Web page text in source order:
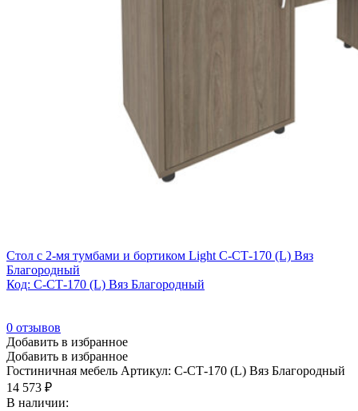
Стол с 2-мя тумбами и бортиком Light С-СТ-170 (L) Вяз
Благородный
Код: С-СТ-170 (L) Вяз Благородный
0 отзывов
Добавить в избранное
Добавить в избранное
Гостиничная мебель Артикул: С-СТ-170 (L) Вяз Благородный
14 573 ₽
В наличии: